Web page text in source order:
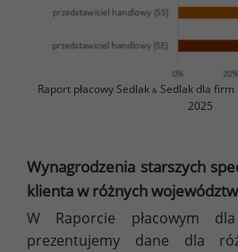
Raport płacowy Sedlak & Sedlak dla firm
2025
Wynagrodzenia starszych
klienta w różnych
W Raporcie płacowym
prezentujemy dane dla